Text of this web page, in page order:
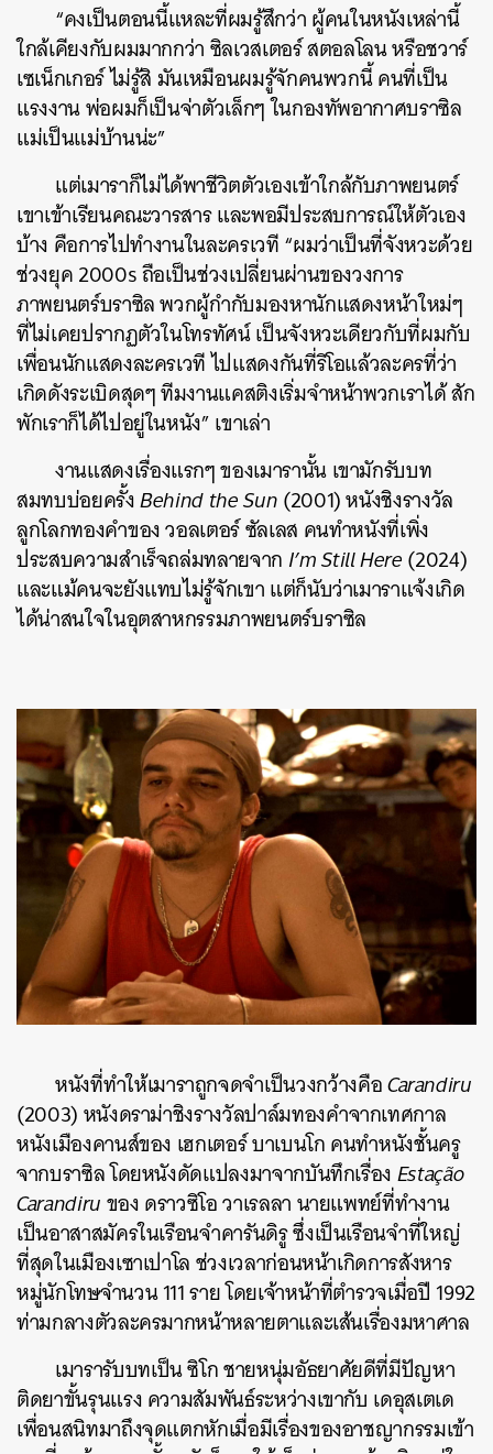
“คงเป็นตอนนี้แหละที่ผมรู้สึกว่า ผู้คนในหนังเหล่านี้
ใกล้เคียงกับผมมากกว่า ซิลเวสเตอร์ สตอลโลน หรือชวาร์
เซเน็กเกอร์ ไม่รู้สิ มันเหมือนผมรู้จักคนพวกนี้ คนที่เป็น
แรงงาน พ่อผมก็เป็นจ่าตัวเล็กๆ ในกองทัพอากาศบราซิล
แม่เป็นแม่บ้านน่ะ”
แต่เมาราก็ไม่ได้พาชีวิตตัวเองเข้าใกล้กับภาพยนตร์
เขาเข้าเรียนคณะวารสาร และพอมีประสบการณ์ให้ตัวเอง
บ้าง คือการไปทำงานในละครเวที “ผมว่าเป็นที่จังหวะด้วย
ช่วงยุค 2000s ถือเป็นช่วงเปลี่ยนผ่านของวงการ
ภาพยนตร์บราซิล พวกผู้กำกับมองหานักแสดงหน้าใหม่ๆ
ที่ไม่เคยปรากฏตัวในโทรทัศน์ เป็นจังหวะเดียวกับที่ผมกับ
เพื่อนนักแสดงละครเวที ไปแสดงกันที่ริโอแล้วละครที่ว่า
เกิดดังระเบิดสุดๆ ทีมงานแคสติงเริ่มจำหน้าพวกเราได้ สัก
พักเราก็ได้ไปอยู่ในหนัง” เขาเล่า
งานแสดงเรื่องแรกๆ ของเมารานั้น เขามักรับบท
สมทบบ่อยครั้งBehind the Sun(2001) หนังชิงรางวัล
ลูกโลกทองคำของ วอลเตอร์ ซัลเลส คนทำหนังที่เพิ่ง
ประสบความสำเร็จถล่มทลายจาก I’m Still Here(2024)
และแม้คนจะยังแทบไม่รู้จักเขา แต่ก็นับว่าเมาราแจ้งเกิด
ได้น่าสนใจในอุตสาหกรรมภาพยนตร์บราซิล
หนังที่ทำให้เมาราถูกจดจำเป็นวงกว้างคือCarandiru
(2003)หนังดราม่าชิงรางวัลปาล์มทองคำจากเทศกาล
หนังเมืองคานส์ของ เฮกเตอร์ บาเบนโก คนทำหนังชั้นครู
จากบราซิล โดยหนังดัดแปลงมาจากบันทึกเรื่องEstação
Carandiruของ ดราวซิโอ วาเรลลา นายแพทย์ที่ทำงาน
เป็นอาสาสมัครในเรือนจำคารันดิรู ซึ่งเป็นเรือนจำที่ใหญ่
ที่สุดในเมืองเซาเปาโล ช่วงเวลาก่อนหน้าเกิดการสังหาร
หมู่นักโทษจำนวน 111 ราย โดยเจ้าหน้าที่ตำรวจเมื่อปี 1992
ท่ามกลางตัวละครมากหน้าหลายตาและเส้นเรื่องมหาศาล
เมารารับบทเป็น ซิโก ชายหนุ่มอัธยาศัยดีที่มีปัญหา
ติดยาขั้นรุนแรง ความสัมพันธ์ระหว่างเขากับ เดอุสเตเด
เพื่อนสนิทมาถึงจุดแตกหักเมื่อมีเรื่องของอาชญากรรมเข้า